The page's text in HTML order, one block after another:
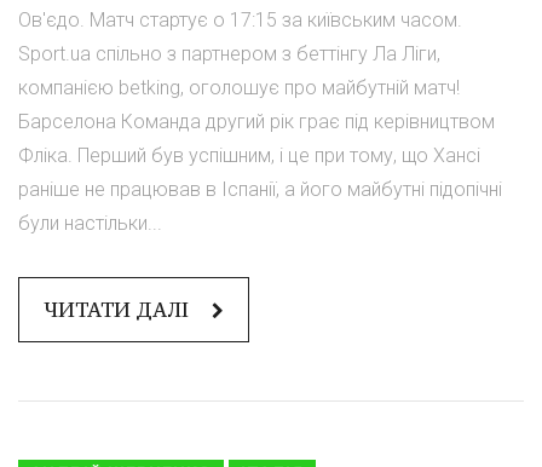
Ов'єдо. Матч стартує о 17:15 за київським часом.
Sport.ua спільно з партнером з беттінгу Ла Ліги,
компанією betking, оголошує про майбутній матч!
Барселона Команда другий рік грає під керівництвом
Фліка. Перший був успішним, і це при тому, що Хансі
раніше не працював в Іспанії, а його майбутні підопічні
були настільки...
ЧИТАТИ ДАЛІ